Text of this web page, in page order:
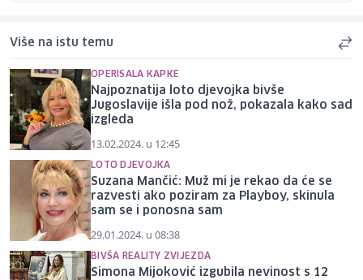
Više na istu temu
OPERISALA KAPKE
Najpoznatija loto djevojka bivše
Jugoslavije išla pod nož, pokazala kako sad
izgleda
13.02.2024. u 12:45
LOTO DJEVOJKA
Suzana Mančić: Muž mi je rekao da će se
razvesti ako poziram za Playboy, skinula
sam se i ponosna sam
29.01.2024. u 08:38
BIVŠA REALITY ZVIJEZDA
Simona Mijoković izgubila nevinost s 12